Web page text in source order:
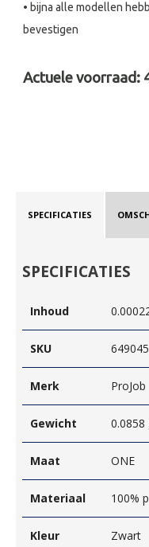
• bijna alle modellen
bevestigen
Actuele voorraad:
SPECIFICATIES
SPECIFICATIES
Inhoud
SKU
Merk ProJob
Gewicht 0.0858
Maat ONE
Materiaal 100%
Kleur Zwart